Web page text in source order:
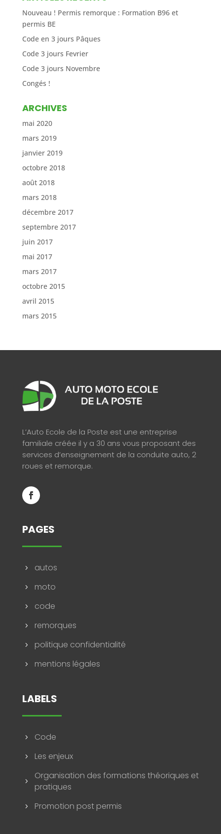
Nouveau ! Permis remorque : Formation B96 et
permis BE
Code en 3 jours Pâques
Code 3 jours Fevrier
Code 3 jours Novembre
Congés !
ARCHIVES
mai 2020
mars 2019
janvier 2019
octobre 2018
août 2018
mars 2018
décembre 2017
septembre 2017
juin 2017
mai 2017
mars 2017
octobre 2015
avril 2015
mars 2015
L’Auto Ecole de la Poste est une entreprise
familiale créée il y a 30 ans vous proposant des
services d’enseignement de la conduite auto, 2
roues et remorque.
PAGES
5 autos
5 moto
5 code
5 remorques
5 politique confidentialité
5 mentions légales
LABELS
5 Code
5 Les enjeux
5
Organisation des formations théoriques et
pratiques
5 Promotion post permis